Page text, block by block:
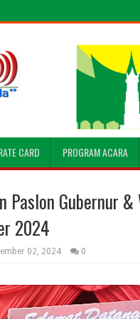
CARD PROGRAM ACARA
Paslon Gubernur
2024
02, 2024 0